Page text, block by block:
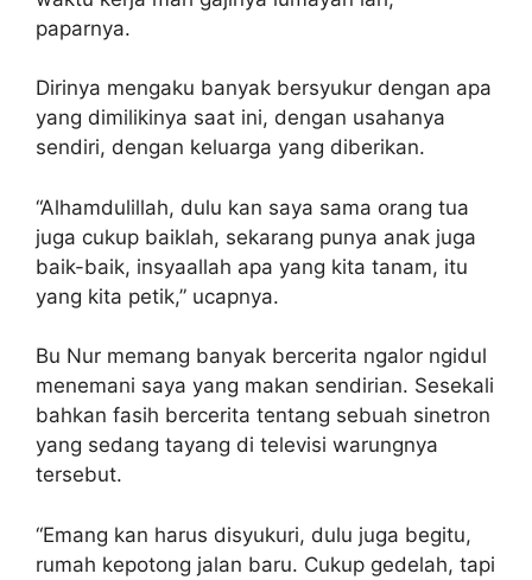
paparnya.
Dirinya mengaku banyak bersyukur dengan apa
yang dimilikinya saat ini, dengan usahanya
sendiri, dengan keluarga yang diberikan.
“Alhamdulillah, dulu kan saya sama orang tua
juga cukup baiklah, sekarang punya anak juga
baik-baik, insyaallah apa yang kita tanam, itu
yang kita petik,” ucapnya.
Bu Nur memang banyak bercerita ngalor ngidul
menemani saya yang makan sendirian. Sesekali
bahkan fasih bercerita tentang sebuah sinetron
yang sedang tayang di televisi warungnya
tersebut.
“Emang kan harus disyukuri, dulu juga begitu,
rumah kepotong jalan baru. Cukup gedelah, tapi